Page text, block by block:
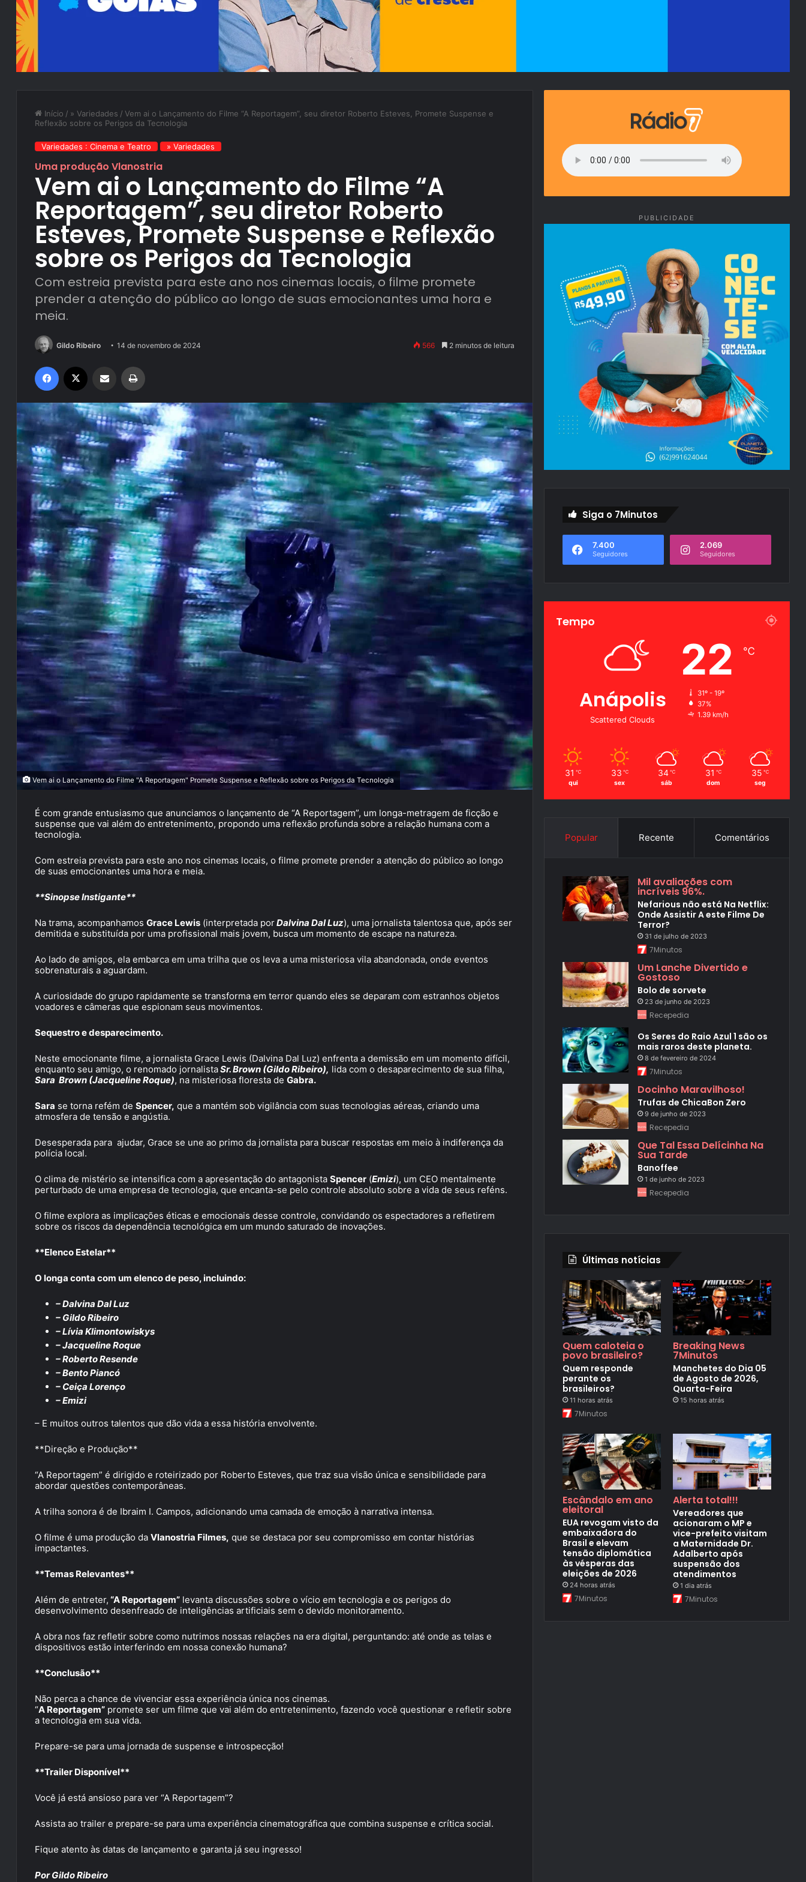
Início / » Variedades / Vem ai o Lançamento do Filme “A Reportagem”, seu diretor Roberto Esteves, Promete Suspense e
Reflexão sobre os Perigos da Tecnologia
Variedades : Cinema e Teatro » Variedades
Uma produção Vlanostria
Vem ai o Lançamento do Filme “A
Reportagem”, seu diretor Roberto
Esteves, Promete Suspense e Reflexão
sobre os Perigos da Tecnologia
Com estreia prevista para este ano nos cinemas locais, o filme promete
prender a atenção do público ao longo de suas emocionantes uma hora e
meia.
Gildo Ribeiro 14 de novembro de 2024 566 2 minutos de leitura
Vem ai o Lançamento do Filme "A Reportagem" Promete Suspense e Reflexão sobre os Perigos da Tecnologia
É com grande entusiasmo que anunciamos o lançamento de “A Reportagem”, um longa-metragem de ficção e
suspense que vai além do entretenimento, propondo uma reflexão profunda sobre a relação humana com a
tecnologia.
Com estreia prevista para este ano nos cinemas locais, o filme promete prender a atenção do público ao longo
de suas emocionantes uma hora e meia.
**Sinopse Instigante**
Na trama, acompanhamos Grace Lewis (interpretada porDalvina Dal Luz), uma jornalista talentosa que, após ser
demitida e substituída por uma profissional mais jovem, busca um momento de escape na natureza.
Ao lado de amigos, ela embarca em uma trilha que os leva a uma misteriosa vila abandonada, onde eventos
sobrenaturais a aguardam.
A curiosidade do grupo rapidamente se transforma em terror quando eles se deparam com estranhos objetos
voadores e câmeras que espionam seus movimentos.
Sequestro e desparecimento.
Neste emocionante filme, a jornalista Grace Lewis (Dalvina Dal Luz) enfrenta a demissão em um momento difícil,
enquanto seu amigo, o renomado jornalistaSr. Brown (Gildo Ribeiro), lida com o desaparecimento de sua filha,
Sara Brown (Jacqueline Roque), na misteriosa floresta de Gabra.
Sara se torna refém de Spencer, que a mantém sob vigilância com suas tecnologias aéreas, criando uma
atmosfera de tensão e angústia.
Desesperada para ajudar, Grace se une ao primo da jornalista para buscar respostas em meio à indiferença da
polícia local.
O clima de mistério se intensifica com a apresentação do antagonista Spencer (Emizi), um CEO mentalmente
perturbado de uma empresa de tecnologia, que encanta-se pelo controle absoluto sobre a vida de seus reféns.
O filme explora as implicações éticas e emocionais desse controle, convidando os espectadores a refletirem
sobre os riscos da dependência tecnológica em um mundo saturado de inovações.
**Elenco Estelar**
O longa conta com um elenco de peso, incluindo:
– Dalvina Dal Luz
– Gildo Ribeiro
– Lívia Klimontowiskys
– Jacqueline Roque
– Roberto Resende
– Bento Piancó
– Ceiça Lorenço
– Emizi
– E muitos outros talentos que dão vida a essa história envolvente.
**Direção e Produção**
“A Reportagem” é dirigido e roteirizado por Roberto Esteves, que traz sua visão única e sensibilidade para
abordar questões contemporâneas.
A trilha sonora é de Ibraim I. Campos, adicionando uma camada de emoção à narrativa intensa.
O filme é uma produção da Vlanostria Filmes, que se destaca por seu compromisso em contar histórias
impactantes.
**Temas Relevantes**
Além de entreter, “A Reportagem” levanta discussões sobre o vício em tecnologia e os perigos do
desenvolvimento desenfreado de inteligências artificiais sem o devido monitoramento.
A obra nos faz refletir sobre como nutrimos nossas relações na era digital, perguntando: até onde as telas e
dispositivos estão interferindo em nossa conexão humana?
**Conclusão**
Não perca a chance de vivenciar essa experiência única nos cinemas.
“A Reportagem” promete ser um filme que vai além do entretenimento, fazendo você questionar e refletir sobre
a tecnologia em sua vida.
Prepare-se para uma jornada de suspense e introspecção!
**Trailer Disponível**
Você já está ansioso para ver “A Reportagem”?
Assista ao trailer e prepare-se para uma experiência cinematográfica que combina suspense e crítica social.
Fique atento às datas de lançamento e garanta já seu ingresso!
Por Gildo Ribeiro
PUBLICIDADE
Siga o 7Minutos
7.400
Seguidores
2.069
Seguidores
Tempo
Anápolis
Scattered Clouds
22 ℃
31º - 19º
37%
1.39 km/h
31 ℃
qui
33 ℃
sex
34 ℃
sáb
31 ℃
dom
35 ℃
seg
Popular Recente Comentários
Mil avaliações com
incríveis 96%.
Nefarious não está Na Netflix:
Onde Assistir A este Filme De
Terror?
31 de julho de 2023
7Minutos
Um Lanche Divertido e
Gostoso
Bolo de sorvete
23 de junho de 2023
Recepedia
Os Seres do Raio Azul 1 são os
mais raros deste planeta.
8 de fevereiro de 2024
7Minutos
Docinho Maravilhoso!
Trufas de ChicaBon Zero
9 de junho de 2023
Recepedia
Que Tal Essa Delícinha Na
Sua Tarde
Banoffee
1 de junho de 2023
Recepedia
Últimas notícias
Quem caloteia o
povo brasileiro?
Quem responde
perante os
brasileiros?
11 horas atrás
7Minutos
Breaking News
7Minutos
Manchetes do Dia 05
de Agosto de 2026,
Quarta-Feira
15 horas atrás
Escândalo em ano
eleitoral
EUA revogam visto da
embaixadora do
Brasil e elevam
tensão diplomática
às vésperas das
eleições de 2026
24 horas atrás
7Minutos
Alerta total!!!
Vereadores que
acionaram o MP e
vice-prefeito visitam
a Maternidade Dr.
Adalberto após
suspensão dos
atendimentos
1 dia atrás
7Minutos